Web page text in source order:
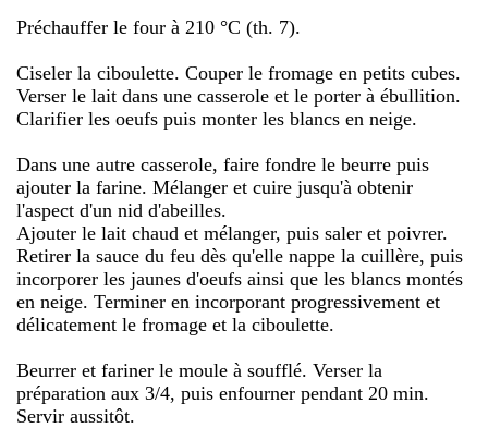
Préchauffer le four à 210 °C (th. 7).
Ciseler la ciboulette. Couper le fromage en petits cubes.
Verser le lait dans une casserole et le porter à ébullition.
Clarifier les oeufs puis monter les blancs en neige.
Dans une autre casserole, faire fondre le beurre puis
ajouter la farine. Mélanger et cuire jusqu'à obtenir
l'aspect d'un nid d'abeilles.
Ajouter le lait chaud et mélanger, puis saler et poivrer.
Retirer la sauce du feu dès qu'elle nappe la cuillère, puis
incorporer les jaunes d'oeufs ainsi que les blancs montés
en neige. Terminer en incorporant progressivement et
délicatement le fromage et la ciboulette.
Beurrer et fariner le moule à soufflé. Verser la
préparation aux 3/4, puis enfourner pendant 20 min.
Servir aussitôt.